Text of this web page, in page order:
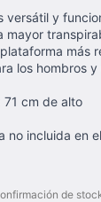
versátil y
mayor
más
los hombros y
71 cm de alto
no incluida en
de